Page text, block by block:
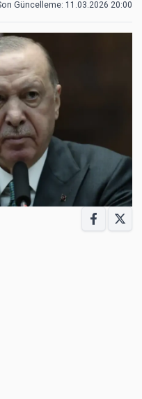
Güncelleme: 11.03.2026 20:00